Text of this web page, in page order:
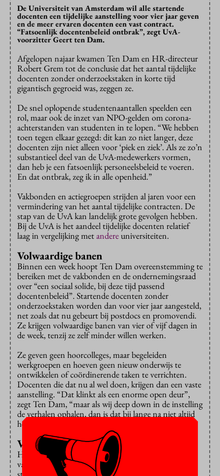
De Universiteit van Amsterdam wil alle startende
docenten een tijdelijke aanstelling voor vier jaar geven
en de meer ervaren docenten een vast contract.
“Fatsoenlijk docentenbeleid ontbrak”, zegt UvA-
voorzitter Geert ten Dam.
Afgelopen najaar kwamen Ten Dam en HR-directeur
Robert Grem tot de conclusie dat het aantal tijdelijke
docenten zonder onderzoekstaken in korte tijd
gigantisch gegroeid was, zeggen ze.
De snel oplopende studentenaantallen speelden een
rol, maar ook de inzet van NPO-gelden om corona-
achterstanden van studenten in te lopen. “We hebben
toen tegen elkaar gezegd: dit kan zo niet langer, deze
docenten zijn niet alleen voor ‘piek en ziek’. Als ze zo’n
substantieel deel van de UvA-medewerkers vormen,
dan heb je een fatsoenlijk personeelsbeleid te voeren.
En dat ontbrak, zeg ik in alle openheid.”
Vakbonden en actiegroepen strijden al jaren voor een
vermindering van het aantal tijdelijke contracten. De
stap van de UvA kan landelijk grote gevolgen hebben.
Bij de UvA is het aandeel tijdelijke docenten relatief
laag in vergelijking metandereuniversiteiten.
Volwaardige banen
Binnen een week hoopt Ten Dam overeenstemming te
bereiken met de vakbonden en de ondernemingsraad
over “een sociaal solide, bij deze tijd passend
docentenbeleid”. Startende docenten zonder
onderzoekstaken worden dan voor vier jaar aangesteld,
net zoals dat nu gebeurt bij postdocs en promovendi.
Ze krijgen volwaardige banen van vier of vijf dagen in
de week, tenzij ze zelf minder willen werken.
Ze geven geen hoorcolleges, maar begeleiden
werkgroepen en hoeven geen nieuw onderwijs te
ontwikkelen of coördinerende taken te verrichten.
Docenten die dat nu al wel doen, krijgen dan een vaste
aanstelling. “Dat klinkt als een enorme open deur”,
zegt Ten Dam, “maar als wij deep down in de instelling
de verhalen ophalen, dan is dat bij lange na niet altijd
het geval. Dus dat moet gewoon beter.”
Verder onderzoek niet nodig
HR-directeur Robert Grem schat dat straks de helft
van de UvA-docenten zonder onderzoekstaken een